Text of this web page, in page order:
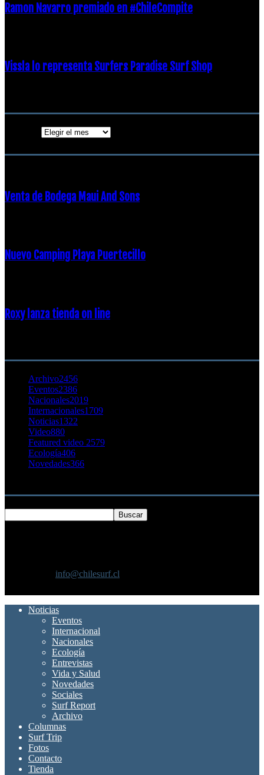
Ramon Navarro premiado en #ChileCompite
Vissla lo representa Surfers Paradise Surf Shop
Venta de Bodega Maui And Sons
Nuevo Camping Playa Puertecillo
Roxy lanza tienda on line
Archivo2456
Eventos2386
Nacionales2019
Internacionales1709
Noticias1322
Video880
Featured video 2579
Ecología406
Novedades366
info@chilesurf.cl
Noticias
Eventos
Internacional
Nacionales
Ecología
Entrevistas
Vida y Salud
Novedades
Sociales
Surf Report
Archivo
Columnas
Surf Trip
Fotos
Contacto
Tienda